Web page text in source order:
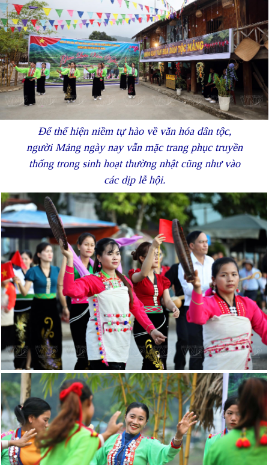
Để thể hiện niềm tự hào về văn hóa dân tộc,
người Mảng ngày nay vẫn mặc trang phục truyền
thống trong sinh hoạt thường nhật cũng như vào
các dịp lễ hội.